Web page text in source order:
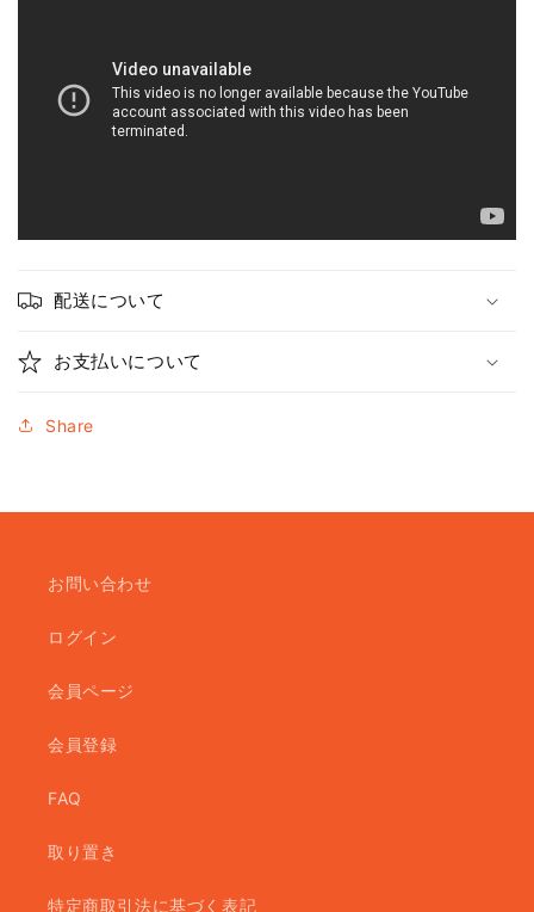
配送について
お支払いについて
Share
お問い合わせ
ログイン
会員ページ
会員登録
FAQ
取り置き
特定商取引法に基づく表記